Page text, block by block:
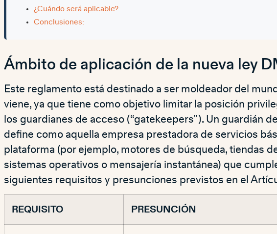
¿Cuándo será aplicable?
Conclusiones:
Ámbito de aplicación de la nueva ley
Este reglamento está destinado a ser moldeador del
viene, ya que tiene como objetivo limitar la posición
los guardianes de acceso (“gatekeepers”). Un guardián
define como aquella empresa prestadora de servicios
plataforma (por ejemplo, motores de búsqueda, tiendas
sistemas operativos o mensajería instantánea) que
siguientes requisitos y presunciones previstos en el
REQUISITO PRESUNCIÓN